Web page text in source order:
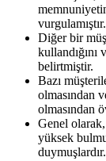
vurgulamıştır.
Diğer bir
belirtmiştir.
Bazı
olmasından
olmasından
Genel
yüksek
duymuşlardır.